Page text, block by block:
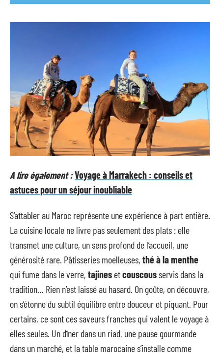
A lire également :Voyage à Marrakech : conseils et
astuces pour un séjour inoubliable
S’attabler au Maroc représente une expérience à part entière.
La cuisine locale ne livre pas seulement des plats : elle
transmet une culture, un sens profond de l’accueil, une
générosité rare. Pâtisseries moelleuses, thé à la menthe
qui fume dans le verre, tajines etcouscousservis dans la
tradition… Rien n’est laissé au hasard. On goûte, on découvre,
on s’étonne du subtil équilibre entre douceur et piquant. Pour
certains, ce sont ces saveurs franches qui valent le voyage à
elles seules. Un dîner dans un riad, une pause gourmande
dans un marché, et la table marocaine s’installe comme